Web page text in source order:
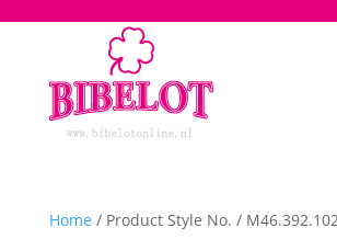
Home/ Product Style No. /